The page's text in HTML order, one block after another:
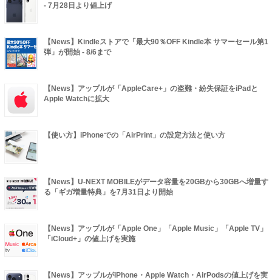
- 7月28日より値上げ
【News】Kindleストアで「最大90％OFF Kindle本 サマーセール第1
弾」が開始 - 8/6まで
【News】アップルが「AppleCare+」の盗難・紛失保証をiPadと
Apple Watchに拡大
【使い方】iPhoneでの「AirPrint」の設定方法と使い方
【News】U-NEXT MOBILEがデータ容量を20GBから30GBへ増量す
る「ギガ増量特典」を7月31日より開始
【News】アップルが「Apple One」「Apple Music」「Apple TV」
「iCloud+」の値上げを実施
【News】アップルがiPhone・Apple Watch・AirPodsの値上げを実